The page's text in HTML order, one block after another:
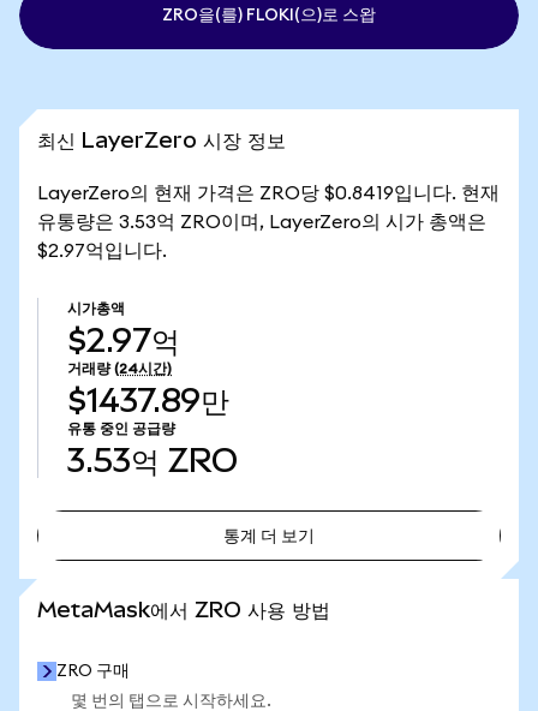
ZRO을(를) FLOKI(으)로 스왑
최신 LayerZero 시장 정보
LayerZero의 현재 가격은 ZRO당 $0.8419입니다. 현재
유통량은 3.53억 ZRO이며, LayerZero의 시가 총액은
$2.97억입니다.
시가총액
$2.97억
거래량 (24시간)
$1437.89만
유통 중인 공급량
3.53억 ZRO
통계 더 보기
MetaMask에서 ZRO 사용 방법
ZRO 구매
몇 번의 탭으로 시작하세요.